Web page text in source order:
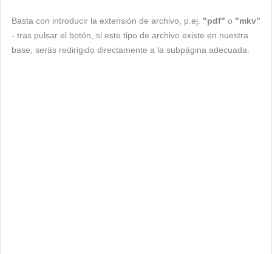
Basta con introducir la extensión de archivo, p.ej. "pdf" o "mkv"
- tras pulsar el botón, si este tipo de archivo existe en nuestra
base, serás redirigido directamente a la subpágina adecuada.